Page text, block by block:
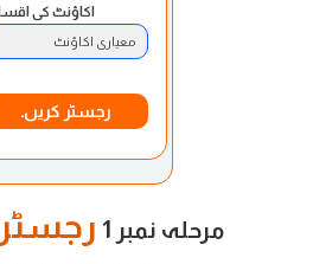
اکاؤنٹ کی
معیاری اکاؤنٹ
رجسٹر کریں۔
مرحلہ نمبر 1